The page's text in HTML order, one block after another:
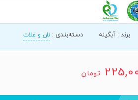
برند:آبگینه دسته‌بندی :نان و غلات
تومان